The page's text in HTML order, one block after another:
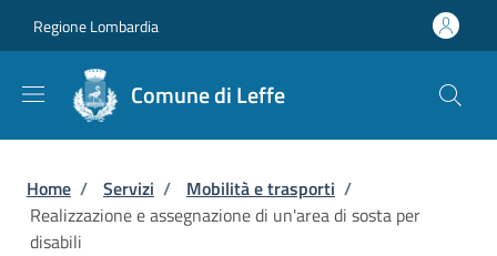
Regione Lombardia
Comune di Leffe
Briciole di pane
Home / Servizi / Mobilità e trasporti /
Realizzazione e assegnazione di un'area di sosta per
disabili